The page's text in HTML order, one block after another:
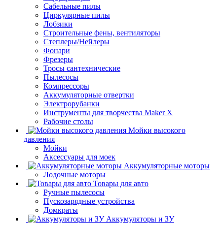
Сабельные пилы
Циркулярные пилы
Лобзики
Строительные фены, вентиляторы
Степлеры/Нейлеры
Фонари
Фрезеры
Тросы сантехнические
Пылесосы
Компрессоры
Аккумуляторные отвертки
Электрорубанки
Инструменты для творчества Maker X
Рабочие столы
Мойки высокого
давления
Мойки
Аксессуары для моек
Аккумуляторные моторы
Лодочные моторы
Товары для авто
Ручные пылесосы
Пускозарядные устройства
Домкраты
Аккумуляторы и ЗУ